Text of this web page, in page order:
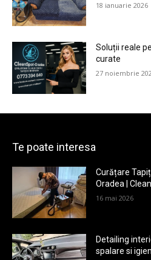
18 ianuarie 2026
Soluții reale
curate
27 noiembrie
Te poate interesa
Curățare
Oradea |
16 mai 2026
Detailing
spalare si